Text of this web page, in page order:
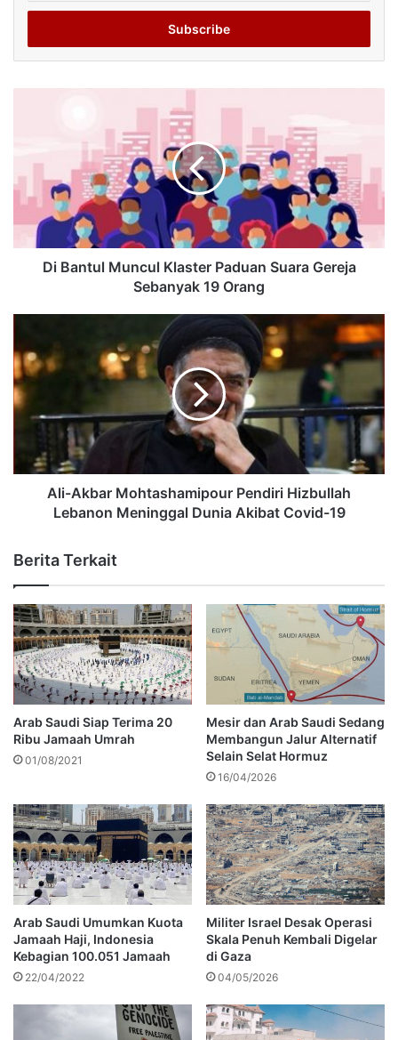
Email
Di Bantul Muncul Klaster Paduan Suara Gereja
Sebanyak 19 Orang
Ali-Akbar Mohtashamipour Pendiri Hizbullah
Lebanon Meninggal Dunia Akibat Covid-19
Berita Terkait
Arab Saudi Siap Terima 20
Ribu Jamaah Umrah
01/08/2021
Mesir dan Arab Saudi Sedang
Membangun Jalur Alternatif
Selain Selat Hormuz
16/04/2026
Arab Saudi Umumkan Kuota
Jamaah Haji, Indonesia
Kebagian 100.051 Jamaah
22/04/2022
Militer Israel Desak Operasi
Skala Penuh Kembali Digelar
di Gaza
04/05/2026